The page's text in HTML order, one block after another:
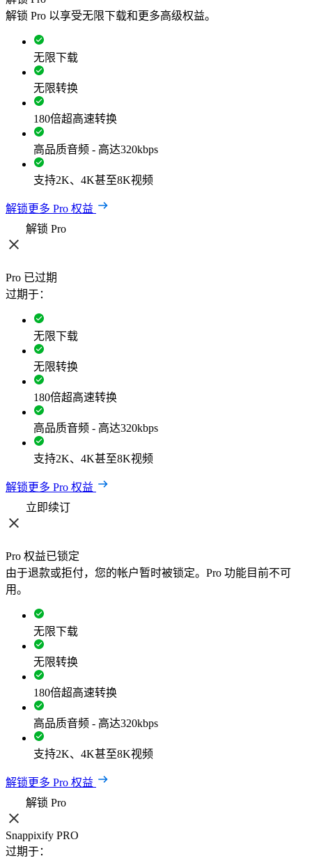
解锁 Pro 以享受无限下载和更多高级权益。
无限下载
无限转换
180倍超高速转换
高品质音频 - 高达320kbps
支持2K、4K甚至8K视频
解锁更多 Pro 权益
解锁 Pro
Pro 已过期
过期于：
无限下载
无限转换
180倍超高速转换
高品质音频 - 高达320kbps
支持2K、4K甚至8K视频
解锁更多 Pro 权益
立即续订
Pro 权益已锁定
由于退款或拒付，您的帐户暂时被锁定。Pro 功能目前不可
用。
无限下载
无限转换
180倍超高速转换
高品质音频 - 高达320kbps
支持2K、4K甚至8K视频
解锁更多 Pro 权益
解锁 Pro
Snappixify PRO
过期于：